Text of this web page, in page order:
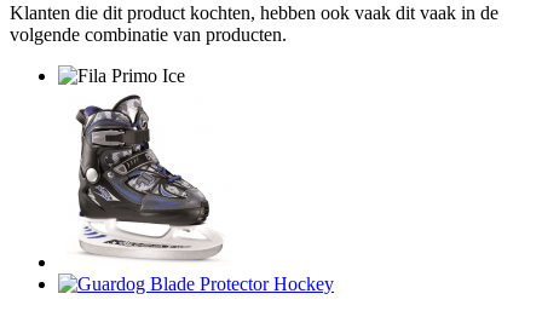
Klanten die dit product kochten, hebben ook vaak dit vaak in de
volgende combinatie van producten.